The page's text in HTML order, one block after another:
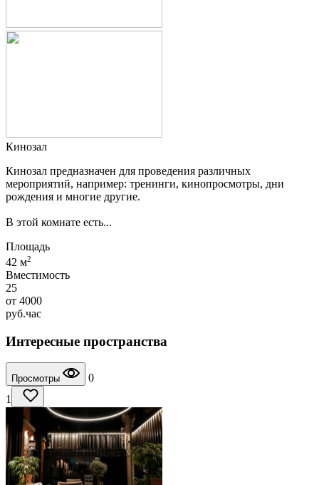
Кинозал
Кинозал предназначен для проведения различных
мероприятий, например: тренинги, кинопросмотры, дни
рождения и многие другие.
В этой комнате есть...
Площадь
42 м2
Вместимость
25
от 4000
руб.час
Интересные пространства
Просмотры
0
1